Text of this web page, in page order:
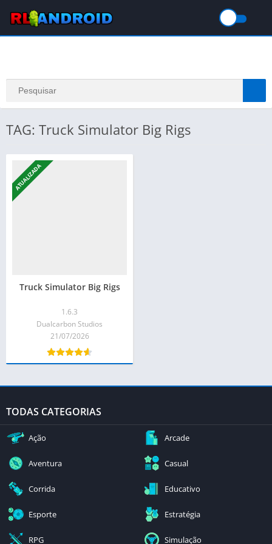
TAG: Truck Simulator Big Rigs
ATUALIZADA
Truck Simulator Big Rigs
1.6.3
Dualcarbon Studios
21/07/2026
TODAS CATEGORIAS
Ação Arcade
Aventura Casual
Corrida Educativo
Esporte Estratégia
RPG Simulação